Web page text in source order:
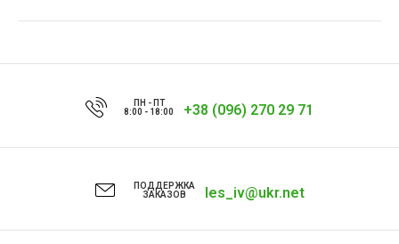
ПН - ПТ
8:00 - 18:00
+38 (096) 270 29 71
ПОДДЕРЖКА
ЗАКАЗОВ
les_iv@ukr.net